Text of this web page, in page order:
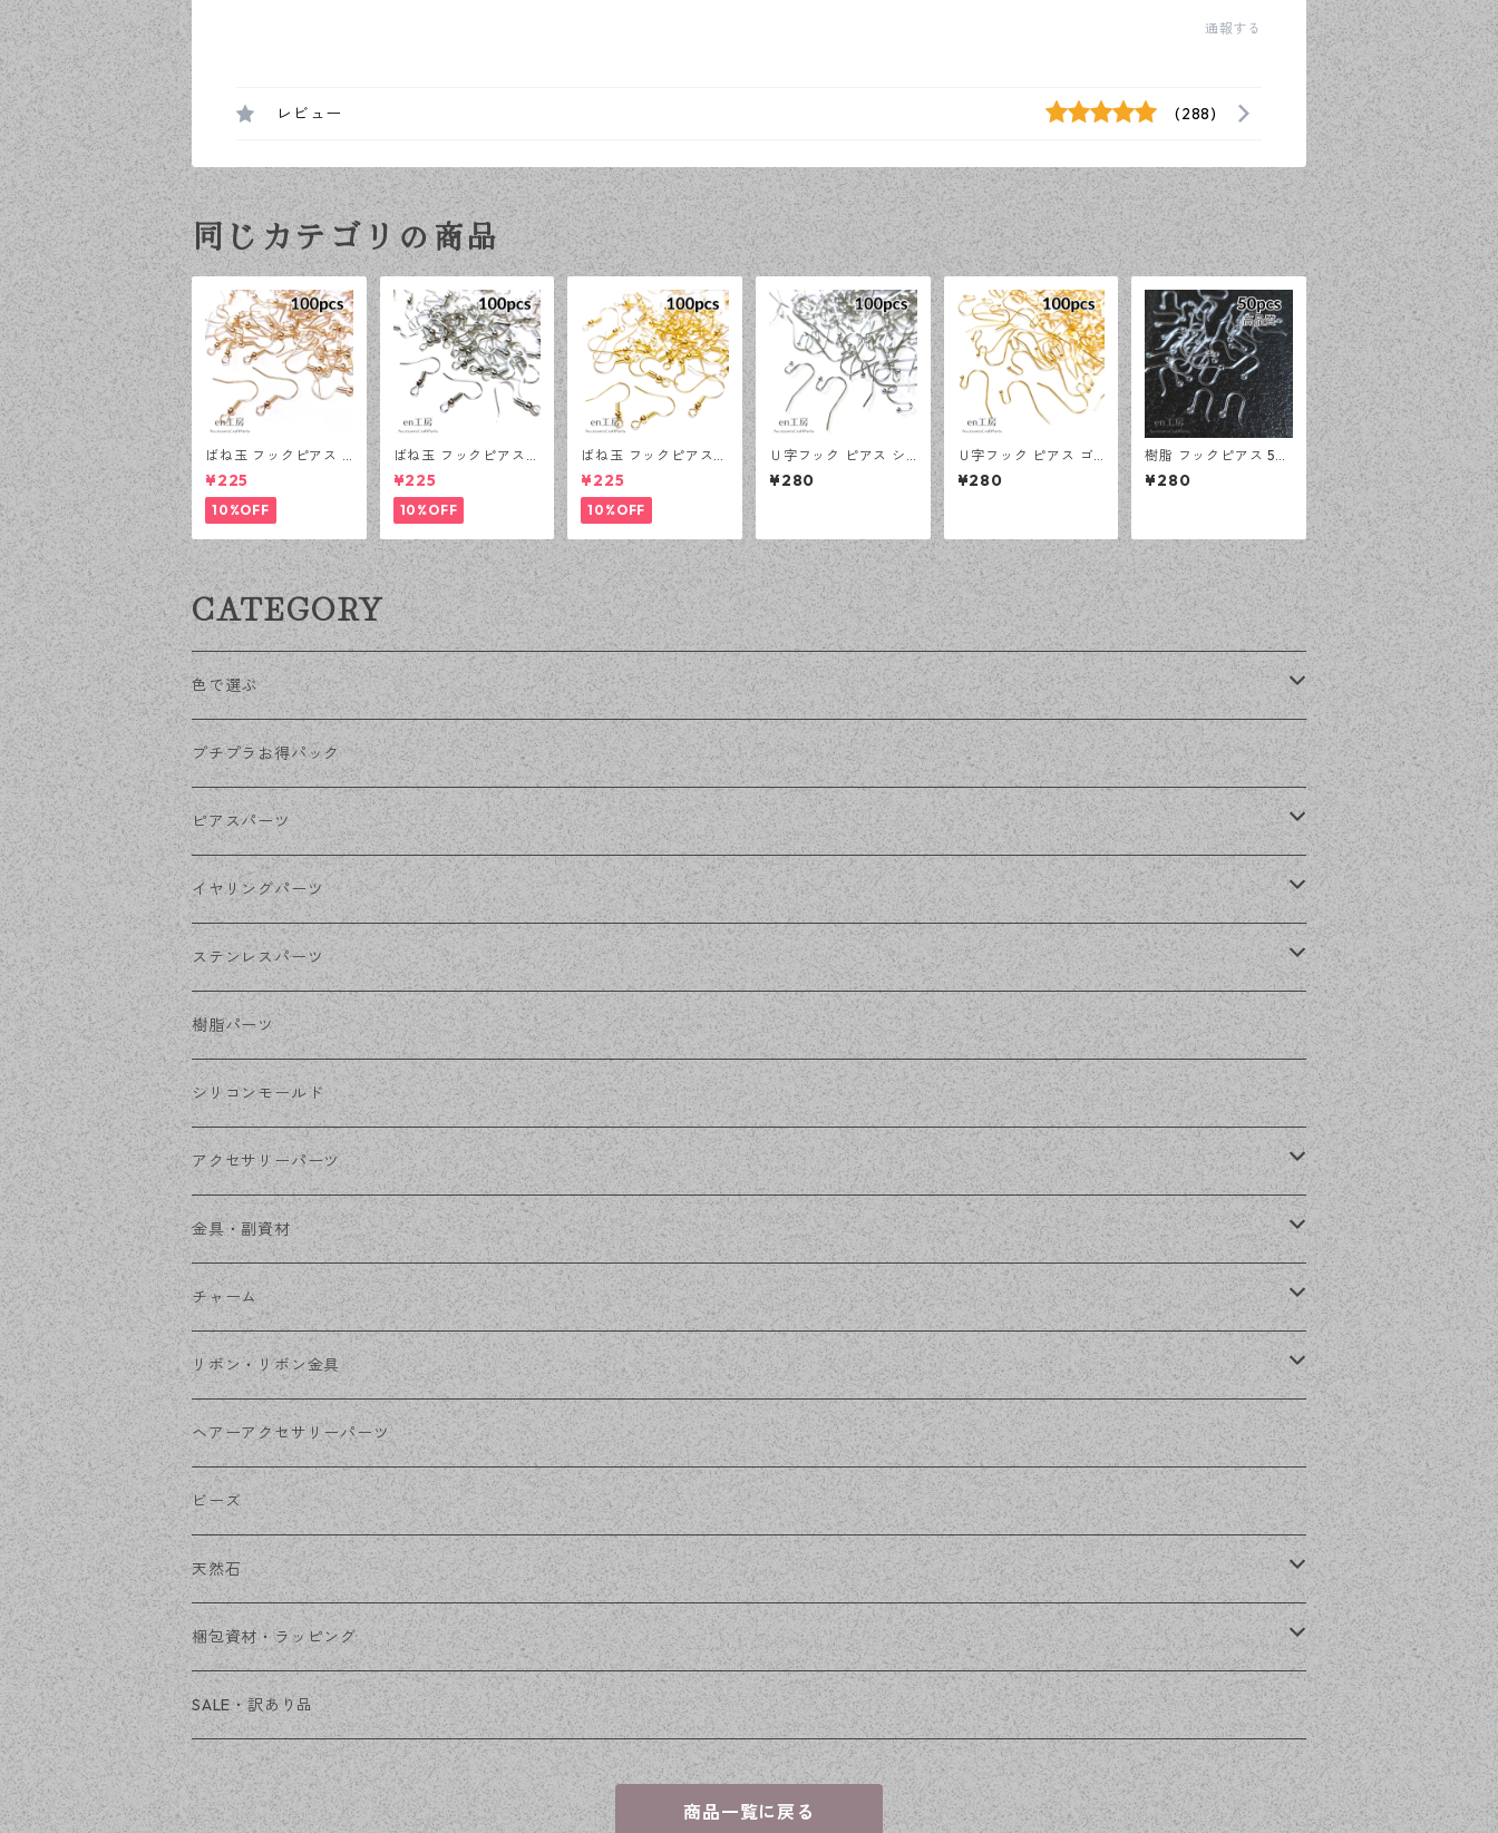
通報する
レビュー (288)
同じカテゴリの商品
ばね玉 フックピアス K
Cゴールド 100ピース
釣針型 大容量 プチプ
ラパーツ 【en工房】
¥225
10%OFF
ばね玉 フックピアス
シルバー 100ピース
釣針型 大容量 プチプ
ラパーツ 【en工房】
¥225
10%OFF
ばね玉 フックピアス
ゴールド 100ピース
釣針型 大容量 プチプ
ラパーツ 【en工房】
¥225
10%OFF
Ｕ字フック ピアス シ
ルバー 100ピース 釣
針型 大容量 プチプラ
¥280
Ｕ字フック ピアス ゴ
ールド 100ピース 釣
針型 大容量 プチプラ
¥280
樹脂 フックピアス 50
ピース アレルギー対応
アクセサリーパーツ ハ
¥280
CATEGORY
色で選ぶ
KCゴールド
ゴールド
シルバー
ホワイトシルバー
ステンレス・シルバー
ステンレス・ゴールド
プチプラお得パック
ピアスパーツ
ポストピアス
フックピアス
その他ピアス
イヤリングパーツ
ネジばねイヤリング
クリップイヤリング
ノンホールピアス
ステンレスパーツ
ステンレスピアス
ステンレスイヤリング
ステンレスチェーン
ステンレス金具
樹脂パーツ
シリコンモールド
アクセサリーパーツ
デザイン丸カン
フレーム
コネクター
その他
金具・副資材
丸カン
ピン類
花座・ビーズキャップ
チェーン
その他
チャーム
金属
アクリル・プラ
ファーボール
リボン・リボン金具
リボン
リボン金具
ヘアーアクセサリーパーツ
ビーズ
天然石
穴あき
穴なし
梱包資材・ラッピング
発送ボックス
アクセサリー台紙
SALE・訳あり品
商品一覧に戻る